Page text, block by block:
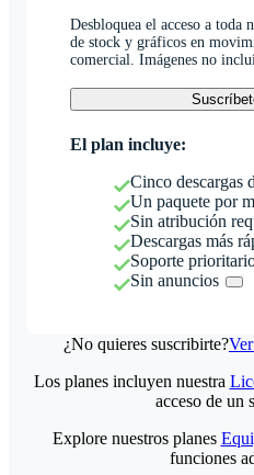
Desbloquea el acceso a toda
de stock y gráficos en
comercial. Imágenes no
El plan incluye:
Cinco descargas
Un paquete por
Sin atribución
Descargas más
Soporte
Sin anuncios
¿No quieres suscribirte?
Los planes incluyen nuestra
acceso de un
Explore nuestros planes
funciones